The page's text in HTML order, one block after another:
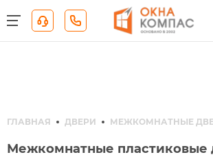
ГЛАВНАЯ ДВЕРИ МЕЖКОМНАТНЫЕ
Межкомнатные пластиковые